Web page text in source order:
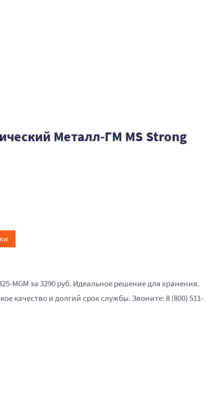
Металл-ГМ MS Strong
MGM за 3290 руб. Идеальное решение для хранения.
качество и долгий срок службы. Звоните: 8 (800) 511-